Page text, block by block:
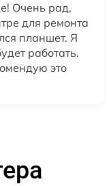
Очень рад,
для ремонта
планшет. Я
работать.
это